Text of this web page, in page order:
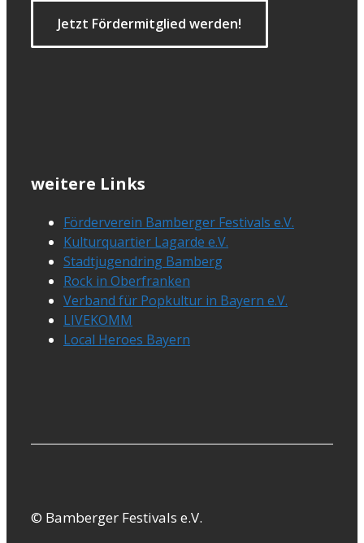
Jetzt Fördermitglied werden!
weitere Links
Förderverein Bamberger Festivals e.V.
Kulturquartier Lagarde e.V.
Stadtjugendring Bamberg
Rock in Oberfranken
Verband für Popkultur in Bayern e.V.
LIVEKOMM
Local Heroes Bayern
© Bamberger Festivals e.V.